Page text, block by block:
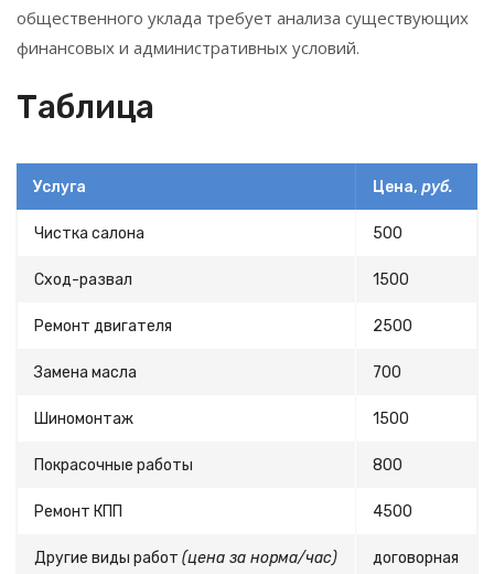
общественного уклада требует анализа существующих
финансовых и административных условий.
Таблица
Услуга Цена, руб.
Чистка салона 500
Сход-развал 1500
Ремонт двигателя 2500
Замена масла 700
Шиномонтаж 1500
Покрасочные работы 800
Ремонт КПП 4500
Другие виды работ (цена за норма/час) договорная